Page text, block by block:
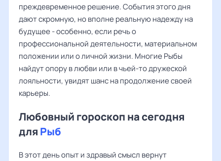
преждевременное решение. События этого дня
дают скромную, но вполне реальную надежду на
будущее - особенно, если речь о
профессиональной деятельности, материальном
положении или о личной жизни. Многие Рыбы
найдут опору в любви или в чьей-то дружеской
лояльности, увидят шанс на продолжение своей
карьеры.
Любовный гороскоп на сегодня
для Рыб
В этот день опыт и здравый смысл вернут